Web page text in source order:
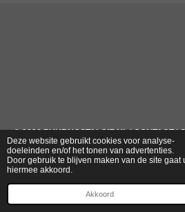
Deze website gebruikt cookies voor analyse-
doeleinden en/of het tonen van advertenties.
Door gebruik te blijven maken van de site gaat
hiermee akkoord.
Akkoord
© 2026 PUURNOSTALGIE.NL|CONTACT|